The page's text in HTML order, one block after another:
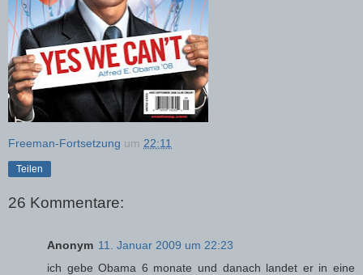
Freeman-Fortsetzung um 22:11
Teilen
26 Kommentare:
Anonym 11. Januar 2009 um 22:23
ich gebe Obama 6 monate und danach landet er in eine